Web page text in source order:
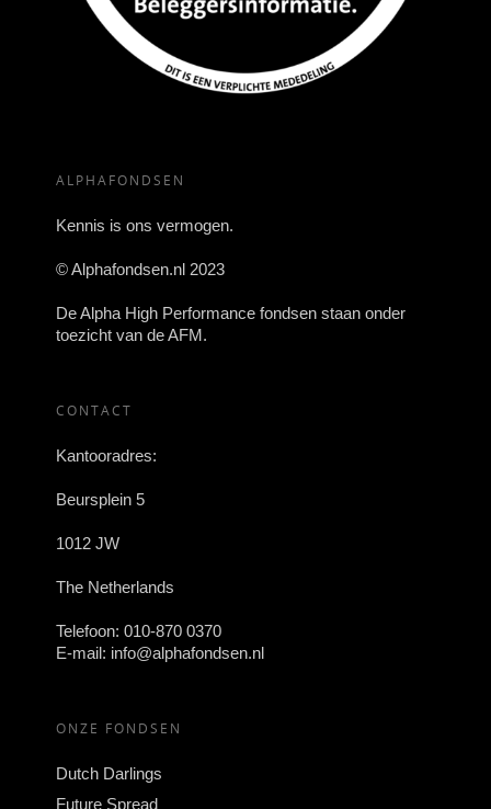
ALPHAFONDSEN
Kennis is ons vermogen.
© Alphafondsen.nl 2023
De Alpha High Performance fondsen staan onder
toezicht van de AFM.
CONTACT
Kantooradres:
Beursplein 5
1012 JW
The Netherlands
Telefoon: 010-870 0370
E-mail: info@alphafondsen.nl
ONZE FONDSEN
Dutch Darlings
Future Spread